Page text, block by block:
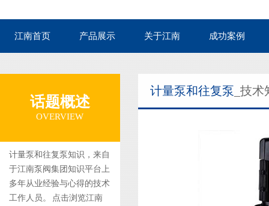
江南首页
集团案例
产品展示
自吸泵
管道泵
液下泵
关于江南
董事长寄语
发展历程
成功案例
核电热电案例
生物医药案例
话题概述
OVERVIEW
计量泵和往复泵知识，来自
于江南泵阀集团知识平台上
多年从业经验与心得的技术
工作人员。 点击浏览江南
计量泵和往复泵 _技